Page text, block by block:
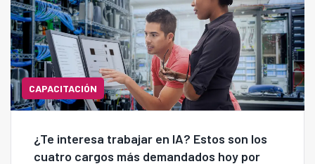
CAPACITACIÓN
¿Te interesa trabajar en IA? Estos son los
cuatro cargos más demandados hoy por